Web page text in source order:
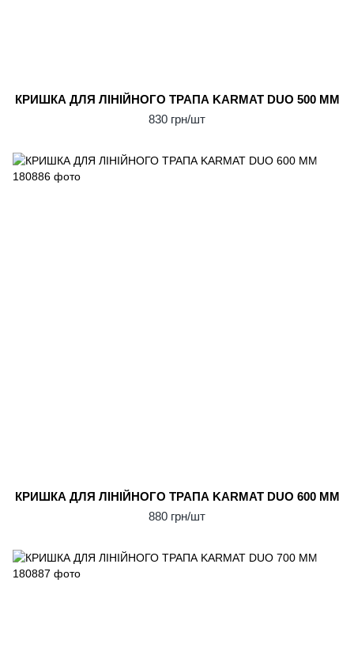
КРИШКА ДЛЯ ЛІНІЙНОГО ТРАПА KARMAT DUO 500 ММ
830 грн/шт
КРИШКА ДЛЯ ЛІНІЙНОГО ТРАПА KARMAT DUO 600 ММ
880 грн/шт